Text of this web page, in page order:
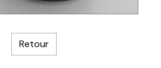
Retour